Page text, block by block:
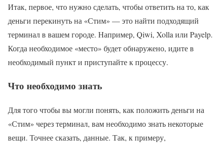
Итак, первое, что нужно сделать, чтобы ответить на то, как
деньги перекинуть на «Стим» — это найти подходящий
терминал в вашем городе. Например, Qiwi, Xolla или Payelp.
Когда необходимое «место» будет обнаружено, идите в
необходимый пункт и приступайте к процессу.
Что необходимо знать
Для того чтобы вы могли понять, как положить деньги на
«Стим» через терминал, вам необходимо знать некоторые
вещи. Точнее сказать, данные. Так, к примеру,